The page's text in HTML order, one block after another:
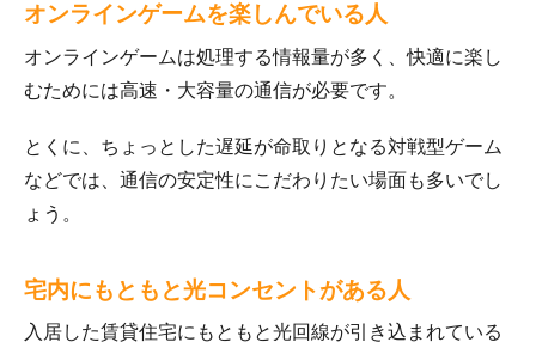
オンラインゲームを楽しんでいる人
オンラインゲームは処理する情報量が多く、快適に楽し
むためには高速・大容量の通信が必要です。
とくに、ちょっとした遅延が命取りとなる対戦型ゲーム
などでは、通信の安定性にこだわりたい場面も多いでし
ょう。
宅内にもともと光コンセントがある人
入居した賃貸住宅にもともと光回線が引き込まれている